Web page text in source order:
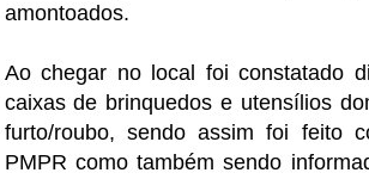
amontoados.
Ao chegar no local foi constatado
caixas de brinquedos e utensílios
furto/roubo, sendo assim foi feito
PMPR como também sendo